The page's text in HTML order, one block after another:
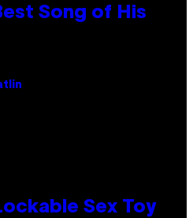
Song of His
Sex Toy